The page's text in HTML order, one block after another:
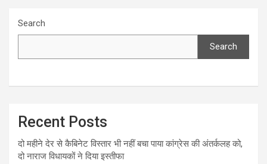
Search
Search
Recent Posts
दो महीने देर से कैबिनेट विस्तार भी नहीं बचा पाया कांग्रेस की अंतर्कलह को,
दो नाराज विधायकों ने दिया इस्तीफा